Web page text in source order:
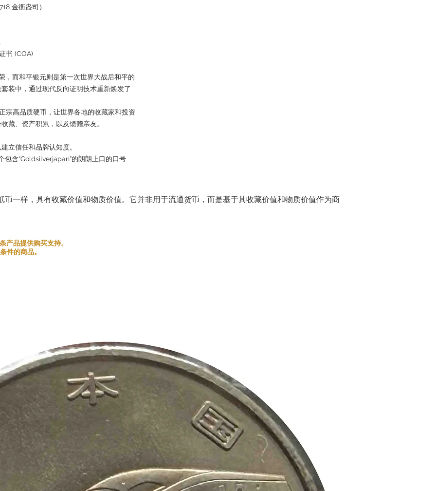
金衡盎司）
书 (COA)
，而和平银元则是第一次世界大战后和平的
装中，通过现代反向证明技术重新焕发了
宗高品质硬币，让世界各地的收藏家和投资
藏、资产积累，以及馈赠亲友。
立信任和品牌认知度。
含“Goldsilverjapan”的朗朗上口的口号
币一样，具有收藏价值和物质价值。它并非用于流通货币，而是基于其收藏价值和物质价值作为商
产品提供购买支持。
件的商品。